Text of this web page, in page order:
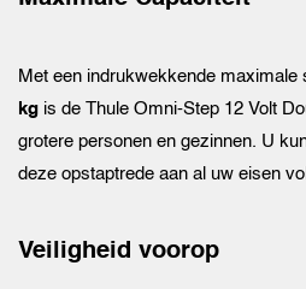
Met een indrukwekkende maximale
kg is de Thule Omni-Step 12 Volt
grotere personen en gezinnen. U
deze opstaptrede aan al uw eisen
Veiligheid voorop